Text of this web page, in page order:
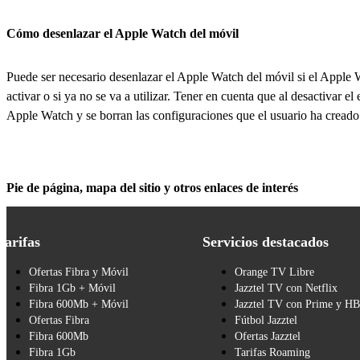
Cómo desenlazar el Apple Watch del móvil
Puede ser necesario desenlazar el Apple Watch del móvil si el
activar o si ya no se va a utilizar. Tener en cuenta que al desactivar
Apple Watch y se borran las configuraciones que el usuario ha
Pie de página, mapa del sitio y otros enlaces de interés
Ofertas Fibra y Móvil
Fibra 1Gb + Móvil
Fibra 600Mb + Móvil
Ofertas Fibra
Fibra 600Mb
Fibra 1Gb
Servicios destacados
Orange TV Libre
Jazztel TV con Netflix
Jazztel TV con Prime y
Fútbol Jazztel
Ofertas Jazztel
Tarifas Roaming